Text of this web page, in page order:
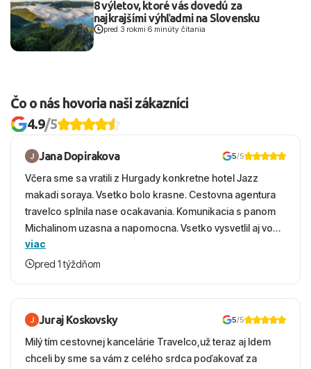
8 výletov, ktoré vás dovedú za
najkrajšími výhľadmi na Slovensku
pred 3 rokmi 6 minúty čítania
Čo o nás hovoria naši zákazníci
4.9/5
Jana Dopirakova 5/5
Včera sme sa vratili z Hurgady konkretne hotel Jazz
makadi soraya. Vsetko bolo krasne. Cestovna agentura
travelco splnila nase ocakavania. Komunikacia s panom
Michalinom uzasna a napomocna. Vsetko vysvetlil aj vo
vecernych hodinach zaco sa ospravedlnujem. Hotel
krasny, cisty. Sluzby top. Strava, prostredie, more,
viac
pred 1 týždňom
Juraj Koskovsky 5/5
Milý tím cestovnej kancelárie Travelco,už teraz aj Idem
chceli by sme sa vám z celého srdca poďakovať za